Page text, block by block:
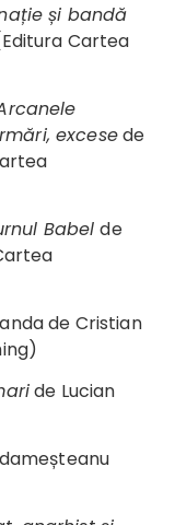
și bandă
Cartea
excesede
Babelde
de Cristian
de Lucian